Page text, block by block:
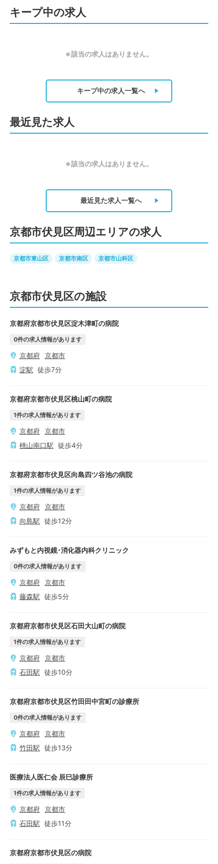
キープ中の求人
※該当の求人はありません。
キープ中の求人一覧へ
最近見た求人
※該当の求人はありません。
最近見た求人一覧へ
京都市伏見区周辺エリアの求人
京都市東山区 京都市南区 京都市山科区
京都市伏見区の施設
京都府京都市伏見区淀木津町の病院
0件の求人情報があります
京都府 京都市
淀駅 徒歩7分
京都府京都市伏見区桃山町の病院
1件の求人情報があります
京都府 京都市
桃山南口駅 徒歩4分
京都府京都市伏見区向島四ツ谷池の病院
1件の求人情報があります
京都府 京都市
向島駅 徒歩12分
みずもと内視鏡･消化器内科クリニック
0件の求人情報があります
京都府 京都市
藤森駅 徒歩5分
京都府京都市伏見区石田大山町の病院
1件の求人情報があります
京都府 京都市
石田駅 徒歩10分
京都府京都市伏見区竹田田中宮町の診療所
0件の求人情報があります
京都府 京都市
竹田駅 徒歩13分
医療法人医仁会 辰巳診療所
1件の求人情報があります
京都府 京都市
石田駅 徒歩11分
京都府京都市伏見区の病院